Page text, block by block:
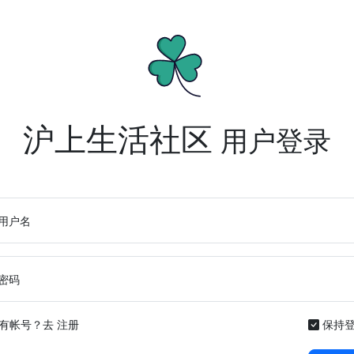
沪上生活社区 用户登录
户名
码
帐号？去 注册 保持